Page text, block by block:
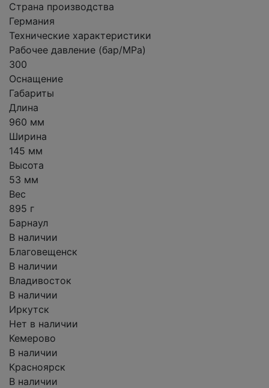
Страна производства
Германия
Технические характеристики
Рабочее давление (бар/MPa)
300
Оснащение
Габариты
Длина
960 мм
Ширина
145 мм
Высота
53 мм
Вес
895 г
Барнаул
В наличии
Благовещенск
В наличии
Владивосток
В наличии
Иркутск
Нет в наличии
Кемерово
В наличии
Красноярск
В наличии